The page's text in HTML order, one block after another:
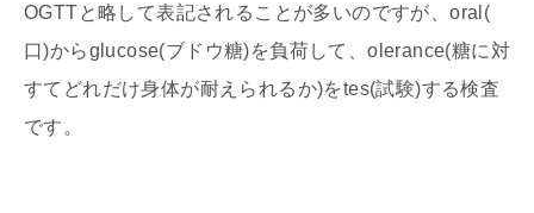
OGTTと略して表記されることが多いのですが、oral(
口)からglucose(ブドウ糖)を負荷して、olerance(糖に対
すてどれだけ身体が耐えられるか)をtes(試験)する検査
です。